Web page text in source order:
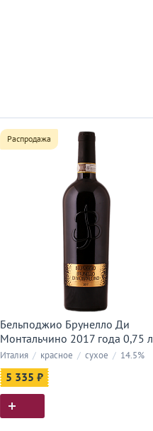
Распродажа
Бельподжио Брунелло Ди
Монтальчино 2017 года 0,75 л
Италия / красное / сухое / 14.5%
5 335 ₽